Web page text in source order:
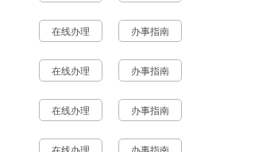
在线办理 办事指南
在线办理 办事指南
在线办理 办事指南